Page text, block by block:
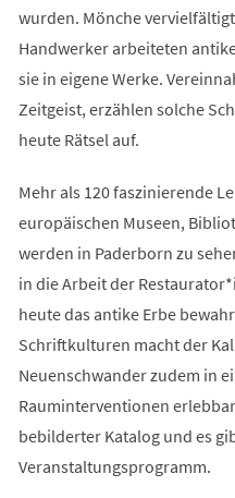
wurden. Mönche
Handwerker arbeiteten
sie in eigene Werke.
Zeitgeist, erzählen solche
heute Rätsel auf.
Mehr als 120 faszinierende
europäischen Museen,
werden in Paderborn zu
in die Arbeit der
heute das antike Erbe
Schriftkulturen macht der
Neuenschwander zudem in
Rauminterventionen
bebilderter Katalog und es
Veranstaltungsprogramm.